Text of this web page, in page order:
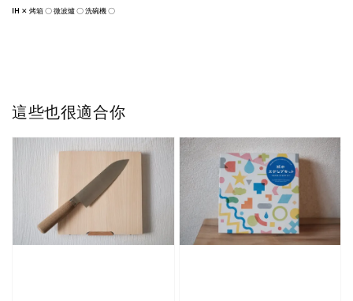
IH ✕ 烤箱〇微波爐〇洗碗機〇
這些也很適合你